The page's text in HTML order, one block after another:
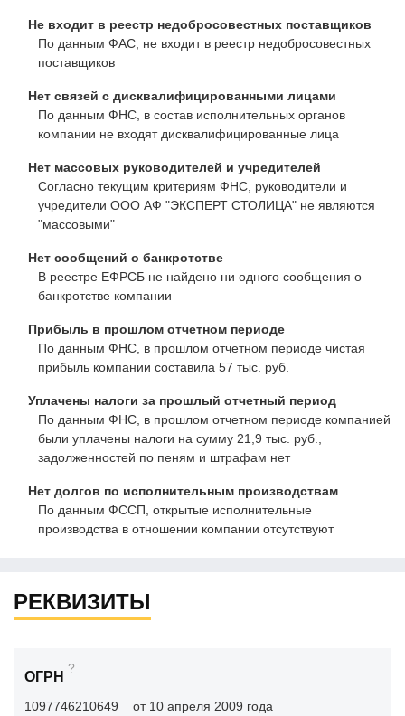
Не входит в реестр недобросовестных поставщиков
По данным ФАС, не входит в реестр недобросовестных
поставщиков
Нет связей с дисквалифицированными лицами
По данным ФНС, в состав исполнительных органов
компании не входят дисквалифицированные лица
Нет массовых руководителей и учредителей
Согласно текущим критериям ФНС, руководители и
учредители ООО АФ "ЭКСПЕРТ СТОЛИЦА" не являются
"массовыми"
Нет сообщений о банкротстве
В реестре ЕФРСБ не найдено ни одного сообщения о
банкротстве компании
Прибыль в прошлом отчетном периоде
По данным ФНС, в прошлом отчетном периоде чистая
прибыль компании составила 57 тыс. руб.
Уплачены налоги за прошлый отчетный период
По данным ФНС, в прошлом отчетном периоде компанией
были уплачены налоги на сумму 21,9 тыс. руб.,
задолженностей по пеням и штрафам нет
Нет долгов по исполнительным производствам
По данным ФССП, открытые исполнительные
производства в отношении компании отсутствуют
РЕКВИЗИТЫ
ОГРН
?
1097746210649 от 10 апреля 2009 года